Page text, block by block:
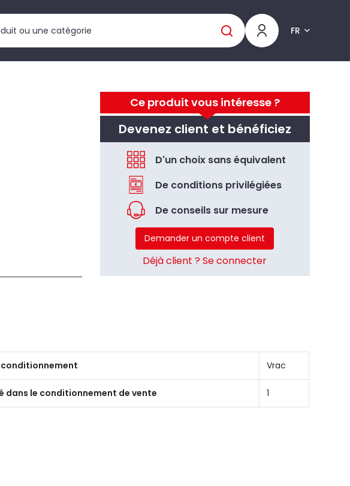
FR
Ce produit vous intéresse ?
Devenez client et bénéficiez
D'un choix sans équivalent
De conditions privilégiées
De conseils sur mesure
Demander un compte client
Déjà client ? Se connecter
conditionnement Vrac
dans le conditionnement de vente 1